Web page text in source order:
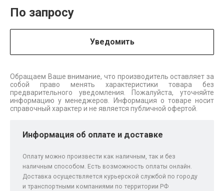
По запросу
Уведомить
Обращаем Ваше внимание, что производитель оставляет за
собой право менять характеристики товара без
предварительного уведомления. Пожалуйста, уточняйте
информацию у менеджеров. Информация о товаре носит
справочный характер и не является публичной офертой.
Информация об оплате и доставке
Оплату можно произвести как наличным, так и без
наличным способом. Есть возможность оплаты онлайн.
Доставка осуществляется курьерской службой по городу
и транспортными компаниями по территории РФ